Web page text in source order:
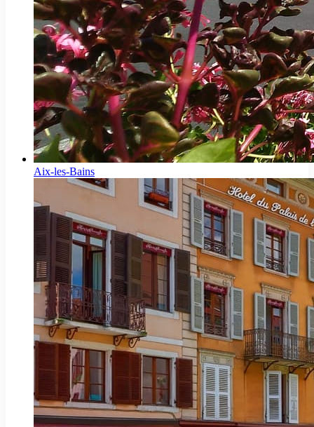
Aix-les-Bains